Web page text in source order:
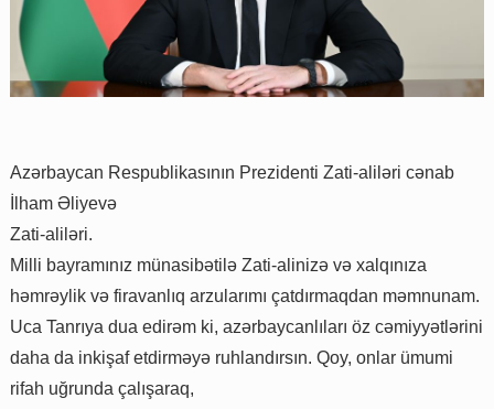
Azərbaycan Respublikasının Prezidenti Zati-aliləri cənab
İlham Əliyevə
Zati-aliləri.
Milli bayramınız münasibətilə Zati-alinizə və xalqınıza
həmrəylik və firavanlıq arzularımı çatdırmaqdan məmnunam.
Uca Tanrıya dua edirəm ki, azərbaycanlıları öz cəmiyyətlərini
daha da inkişaf etdirməyə ruhlandırsın. Qoy, onlar ümumi
rifah uğrunda çalışaraq,